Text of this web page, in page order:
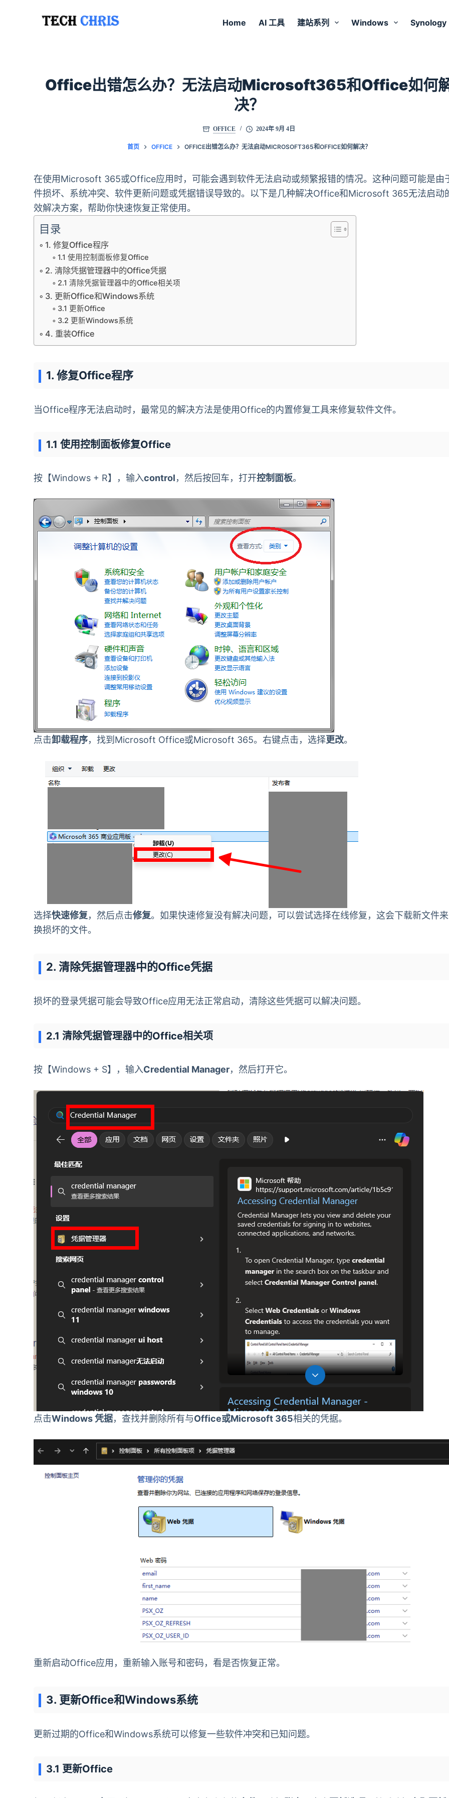
Home AI 工具 建站系列 Windows Synology
Office出错怎么办？无法启动Microsoft365和Office如何
决？
OFFICE 2024年 9月 4日
首页 OFFICE OFFICE出错怎么办？无法启动MICROSOFT365和OFFICE如何解决？
在使用Microsoft 365或Office应用时，可能会遇到软件无法启动或频繁报错的情况。这种问题可能是由
件损坏、系统冲突、软件更新问题或凭据错误导致的。以下是几种解决Office和Microsoft 365无法启动
效解决方案，帮助你快速恢复正常使用。
目录
1. 修复Office程序
1.1 使用控制面板修复Office
2. 清除凭据管理器中的Office凭据
2.1 清除凭据管理器中的Office相关项
3. 更新Office和Windows系统
3.1 更新Office
3.2 更新Windows系统
4. 重装Office
1. 修复Office程序
当Office程序无法启动时，最常见的解决方法是使用Office的内置修复工具来修复软件文件。
1.1 使用控制面板修复Office
按【Windows + R】，输入control，然后按回车，打开控制面板。
点击卸载程序，找到Microsoft Office或Microsoft 365。右键点击，选择更改。
选择快速修复，然后点击修复。如果快速修复没有解决问题，可以尝试选择在线修复，这会下载新文件
换损坏的文件。
2. 清除凭据管理器中的Office凭据
损坏的登录凭据可能会导致Office应用无法正常启动，清除这些凭据可以解决问题。
2.1 清除凭据管理器中的Office相关项
按【Windows + S】，输入Credential Manager，然后打开它。
点击Windows 凭据，查找并删除所有与Office或Microsoft 365相关的凭据。
重新启动Office应用，重新输入账号和密码，看是否恢复正常。
3. 更新Office和Windows系统
更新过期的Office和Windows系统可以修复一些软件冲突和已知问题。
3.1 更新Office